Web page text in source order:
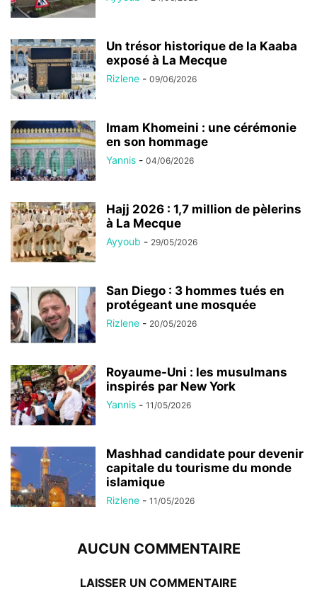
Un trésor historique de la Kaaba
exposé à La Mecque
Rizlene - 09/06/2026
Imam Khomeini : une cérémonie
en son hommage
Yannis - 04/06/2026
Hajj 2026 : 1,7 million de pèlerins
à La Mecque
Ayyoub - 29/05/2026
San Diego : 3 hommes tués en
protégeant une mosquée
Rizlene - 20/05/2026
Royaume-Uni : les musulmans
inspirés par New York
Yannis - 11/05/2026
Mashhad candidate pour devenir
capitale du tourisme du monde
islamique
Rizlene - 11/05/2026
AUCUN COMMENTAIRE
LAISSER UN COMMENTAIRE